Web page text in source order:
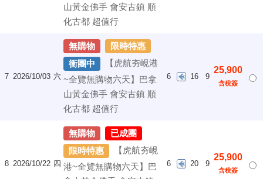
山黃金佛手 會安古鎮 順
化古都 超值行
7 2026/10/03 六
無購物
限時特惠
衝團中
【虎航夯峴港
~全覽無購物六天】巴拿
山黃金佛手 會安古鎮 順
化古都 超值行
6 16 9
25,900
含稅簽
8 2026/10/22 四
無購物
已成團
限時特惠
【虎航夯峴
港~全覽無購物六天】巴
6 20 9
25,900
含稅簽